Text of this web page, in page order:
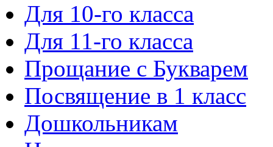
Для 10-го класса
Для 11-го класса
Прощание с Букварем
Посвящение в 1 класс
Дошкольникам